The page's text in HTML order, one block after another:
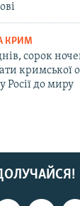
КРИМ
сорок
кримської
Росії до миру